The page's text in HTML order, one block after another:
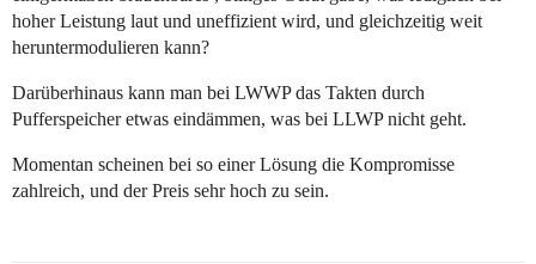
hoher Leistung laut und uneffizient wird, und gleichzeitig weit
heruntermodulieren kann?
Darüberhinaus kann man bei LWWP das Takten durch
Pufferspeicher etwas eindämmen, was bei LLWP nicht geht.
Momentan scheinen bei so einer Lösung die Kompromisse
zahlreich, und der Preis sehr hoch zu sein.